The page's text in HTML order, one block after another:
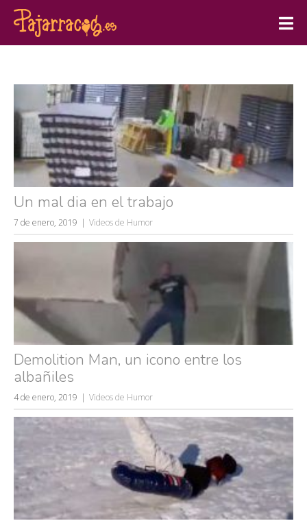
Un mal dia en el trabajo
7 de enero, 2019 Videos de Humor
Demolition Man, un icono entre los
albañiles
4 de enero, 2019 Videos de Humor